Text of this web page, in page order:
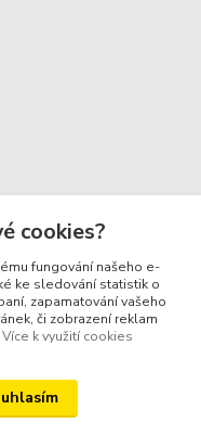
cookies?
fungování našeho e-
ke sledování statistik o
zapamatování vašeho
či zobrazení reklam
Více k využití cookies